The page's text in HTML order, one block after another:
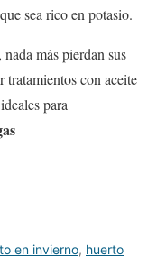
sea rico en potasio.
, nada más pierdan sus
tratamientos con aceite
para
en invierno, huerto